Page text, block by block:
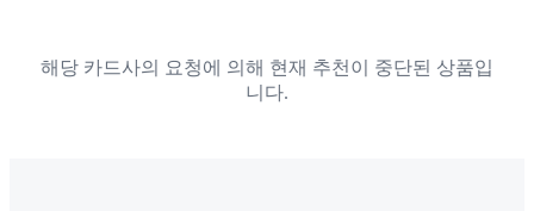
해당 카드사의 요청에 의해 현재 추천이 중단된 상품입
니다.